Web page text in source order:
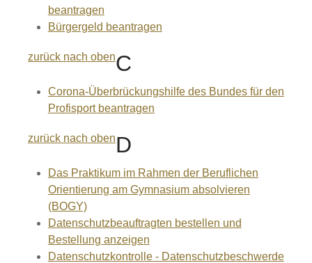
beantragen
Bürgergeld beantragen
zurück nach obenC
Corona-Überbrückungshilfe des Bundes für den
Profisport beantragen
zurück nach obenD
Das Praktikum im Rahmen der Beruflichen
Orientierung am Gymnasium absolvieren
(BOGY)
Datenschutzbeauftragten bestellen und
Bestellung anzeigen
Datenschutzkontrolle - Datenschutzbeschwerde